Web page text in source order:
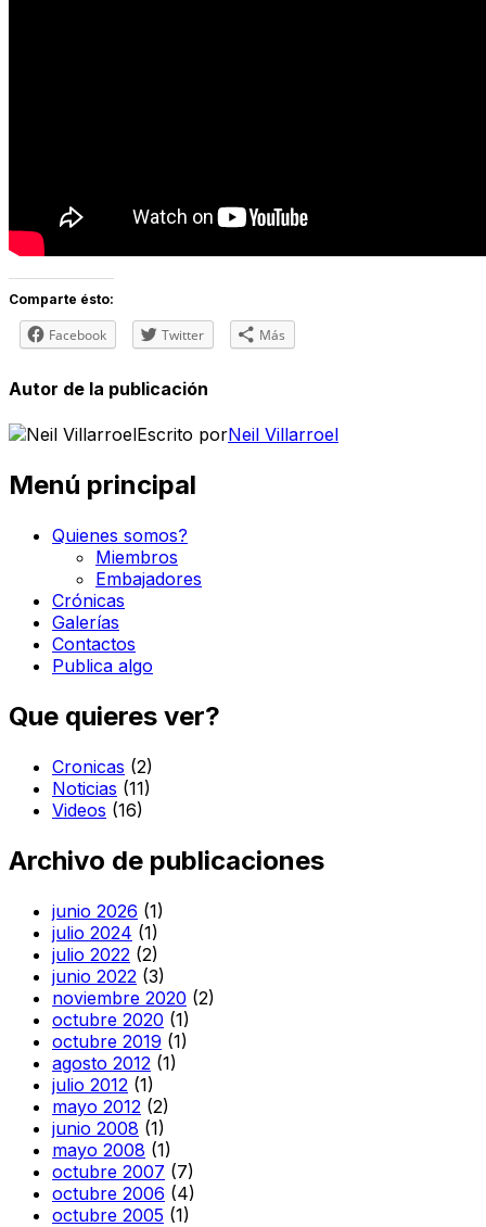
Comparte ésto:
Facebook Twitter Más
Autor de la publicación
Escrito porNeil Villarroel
Menú principal
Quienes somos?
Miembros
Embajadores
Crónicas
Galerías
Contactos
Publica algo
Que quieres ver?
Cronicas (2)
Noticias (11)
Videos (16)
Archivo de publicaciones
junio 2026 (1)
julio 2024 (1)
julio 2022 (2)
junio 2022 (3)
noviembre 2020 (2)
octubre 2020 (1)
octubre 2019 (1)
agosto 2012 (1)
julio 2012 (1)
mayo 2012 (2)
junio 2008 (1)
mayo 2008 (1)
octubre 2007 (7)
octubre 2006 (4)
octubre 2005 (1)